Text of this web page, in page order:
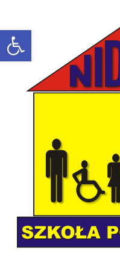
Open toolbar